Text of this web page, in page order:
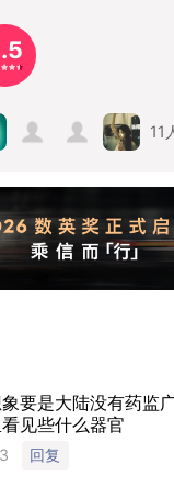
11
要是大陆没有药监
见些什么器官
回复